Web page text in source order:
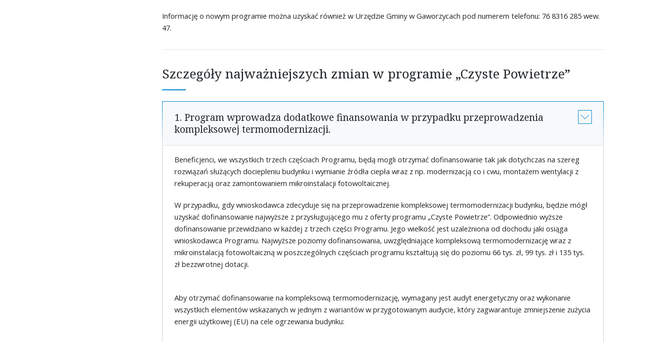
Informację o nowym programie można uzyskać również w Urzędzie Gminy w Gaworzycach pod numerem telefonu: 76 8316 285 wew.
47.
Szczegóły najważniejszych zmian w programie „Czyste Powietrze”
1. Program wprowadza dodatkowe finansowania w przypadku przeprowadzenia
kompleksowej termomodernizacji.
Beneficjenci, we wszystkich trzech częściach Programu, będą mogli otrzymać dofinansowanie tak jak dotychczas na szereg
rozwiązań służących dociepleniu budynku i wymianie źródła ciepła wraz z np. modernizacją co i cwu, montażem wentylacji z
rekuperacją oraz zamontowaniem mikroinstalacji fotowoltaicznej.
W przypadku, gdy wnioskodawca zdecyduje się na przeprowadzenie kompleksowej termomodernizacji budynku, będzie mógł
uzyskać dofinansowanie najwyższe z przysługującego mu z oferty programu „Czyste Powietrze”. Odpowiednio wyższe
dofinansowanie przewidziano w każdej z trzech części Programu. Jego wielkość jest uzależniona od dochodu jaki osiąga
wnioskodawca Programu. Najwyższe poziomy dofinansowania, uwzględniające kompleksową termomodernizację wraz z
mikroinstalacją fotowoltaiczną w poszczególnych częściach programu kształtują się do poziomu 66 tys. zł, 99 tys. zł i 135 tys.
zł bezzwrotnej dotacji.
Aby otrzymać dofinansowanie na kompleksową termomodernizację, wymagany jest audyt energetyczny oraz wykonanie
wszystkich elementów wskazanych w jednym z wariantów w przygotowanym audycie, który zagwarantuje zmniejszenie zużycia
energii użytkowej (EU) na cele ogrzewania budynku: